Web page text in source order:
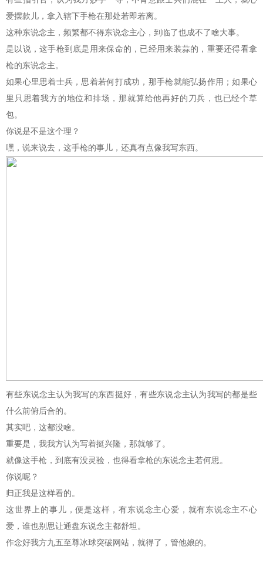
爱摆款儿，拿入辖下手枪在那处若即若离。
这种东说念主，频繁都不得东说念主心，到临了也成不了啥大事。
是以说，这手枪到底是用来保命的，已经用来装蒜的，重要还得看拿
枪的东说念主。
如果心里思着士兵，思着若何打成功，那手枪就能弘扬作用；如果心
里只思着我方的地位和排场，那就算给他再好的刀兵，也已经个草
包。
你说是不是这个理？
嘿，说来说去，这手枪的事儿，还真有点像我写东西。
有些东说念主认为我写的东西挺好，有些东说念主认为我写的都是些
什么前俯后合的。
其实吧，这都没啥。
重要是，我我方认为写着挺兴隆，那就够了。
就像这手枪，到底有没灵验，也得看拿枪的东说念主若何思。
你说呢？
归正我是这样看的。
这世界上的事儿，便是这样，有东说念主心爱，就有东说念主不心
爱，谁也别思让通盘东说念主都舒坦。
作念好我方九五至尊冰球突破网站，就得了，管他娘的。